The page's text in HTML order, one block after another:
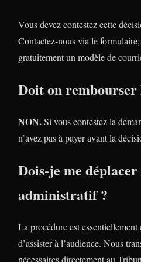
Vous devez contestez cette
Contactez-nous via le
gratuitement un modèle de
Doit on
NON.Si vous contestez la
n’avez pas à payer avant la
Dois-je me
administratif ?
La procédure est essentiellement
d’assister à l’audience. Nous
nécessaires directement au